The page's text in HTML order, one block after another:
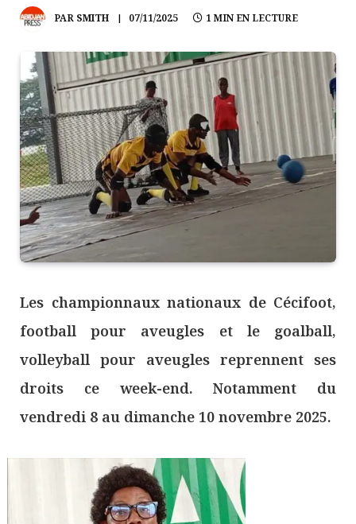
PAR SMITH 07/11/2025 1 MIN EN LECTURE
Les championnaux nationaux de Cécifoot,
football pour aveugles et le goalball,
volleyball pour aveugles reprennent ses
droits ce week-end. Notamment du
vendredi 8 au dimanche 10 novembre 2025.